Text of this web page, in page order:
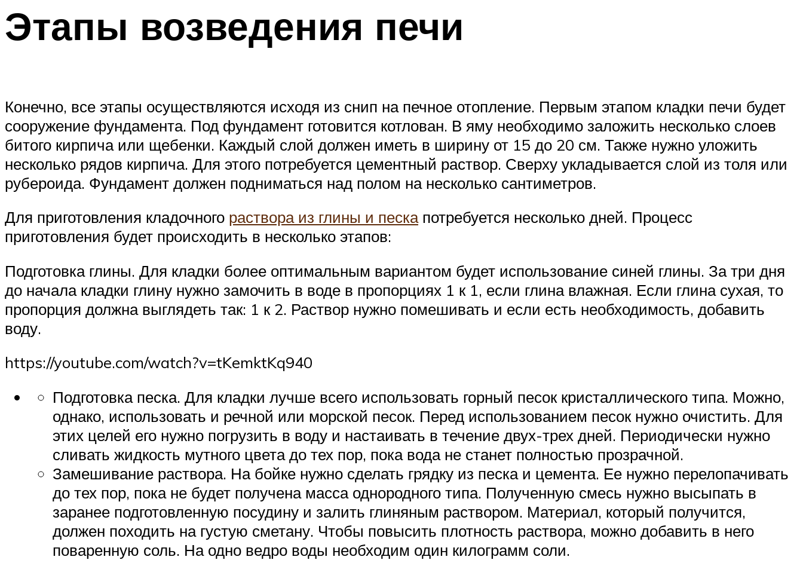
Этапы возведения печи
Конечно, все этапы осуществляются исходя из снип на печное отопление. Первым этапом кладки печи будет
сооружение фундамента. Под фундамент готовится котлован. В яму необходимо заложить несколько слоев
битого кирпича или щебенки. Каждый слой должен иметь в ширину от 15 до 20 см. Также нужно уложить
несколько рядов кирпича. Для этого потребуется цементный раствор. Сверху укладывается слой из толя или
рубероида. Фундамент должен подниматься над полом на несколько сантиметров.
Для приготовления кладочного раствора из глины и пескапотребуется несколько дней. Процесс
приготовления будет происходить в несколько этапов:
Подготовка глины. Для кладки более оптимальным вариантом будет использование синей глины. За три дня
до начала кладки глину нужно замочить в воде в пропорциях 1 к 1, если глина влажная. Если глина сухая, то
пропорция должна выглядеть так: 1 к 2. Раствор нужно помешивать и если есть необходимость, добавить
воду.
https://youtube.com/watch?v=tKemktKq940
Подготовка песка. Для кладки лучше всего использовать горный песок кристаллического типа. Можно,
однако, использовать и речной или морской песок. Перед использованием песок нужно очистить. Для
этих целей его нужно погрузить в воду и настаивать в течение двух-трех дней. Периодически нужно
сливать жидкость мутного цвета до тех пор, пока вода не станет полностью прозрачной.
Замешивание раствора. На бойке нужно сделать грядку из песка и цемента. Ее нужно перелопачивать
до тех пор, пока не будет получена масса однородного типа. Полученную смесь нужно высыпать в
заранее подготовленную посудину и залить глиняным раствором. Материал, который получится,
должен походить на густую сметану. Чтобы повысить плотность раствора, можно добавить в него
поваренную соль. На одно ведро воды необходим один килограмм соли.